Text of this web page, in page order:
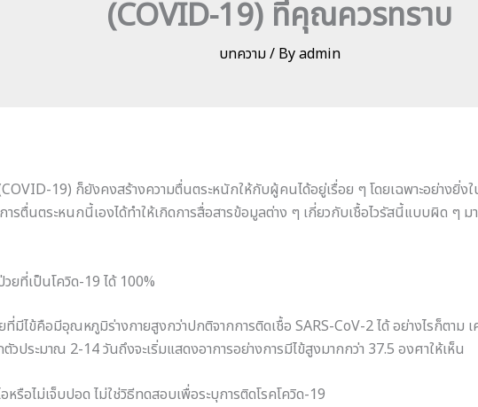
(COVID-19) ที่คุณควรทราบ
บทความ/ Byadmin
19) ก็ยังคงสร้างความตื่นตระหนักให้กับผู้คนได้อยู่เรื่อย ๆ โดยเฉพาะอย่างยิ่
ตื่นตระหนกนี้เองได้ทำให้เกิดการสื่อสารข้อมูลต่าง ๆ เกี่ยวกับเชื้อไวรัสนี้แบบผิด ๆ มา
ยที่เป็นโควิด-19 ได้ 100%
มีไข้คือมีอุณหภูมิร่างกายสูงกว่าปกติจากการติดเชื้อ SARS-CoV-2 ได้ อย่างไรก็ตาม
วประมาณ 2-14 วันถึงจะเริ่มแสดงอาการอย่างการมีไข้สูงมากกว่า 37.5 องศาให้เห็น
รือไม่เจ็บปอด ไม่ใช่วิธีทดสอบเพื่อระบุการติดโรคโควิด-19